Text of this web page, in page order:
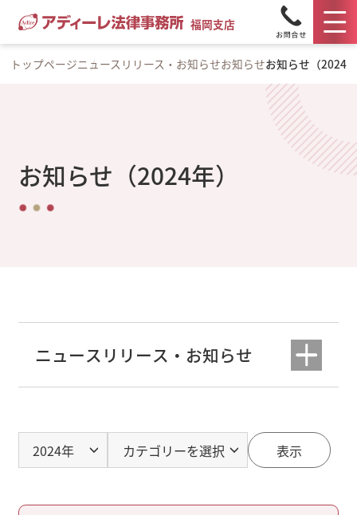
福岡支店
トップページニュースリリース・お知らせお知らせお知らせ（2024
お知らせ（2024年）
ニュースリリース・お知らせ
表示